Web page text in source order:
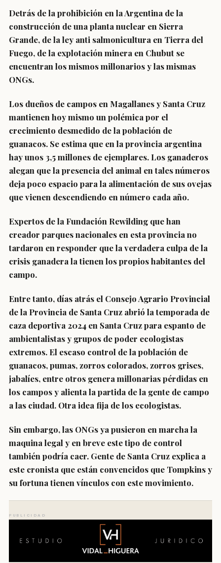
Detrás de la prohibición en la Argentina de la
construcción de una planta nuclear en Sierra
Grande, de la ley anti salmonicultura en Tierra del
Fuego, de la explotación minera en Chubut se
encuentran los mismos millonarios y las mismas
ONGs.
Los dueños de campos en Magallanes y Santa Cruz
mantienen hoy mismo un polémica por el
crecimiento desmedido de la población de
guanacos. Se estima que en la provincia argentina
hay unos 3,5 millones de ejemplares. Los ganaderos
alegan que la presencia del animal en tales números
deja poco espacio para la alimentación de sus ovejas
que vienen descendiendo en número cada año.
Expertos de la Fundación Rewilding que han
creador parques nacionales en esta provincia no
tardaron en responder que la verdadera culpa de la
crisis ganadera la tienen los propios habitantes del
campo.
Entre tanto, días atrás el Consejo Agrario Provincial
de la Provincia de Santa Cruz abrió la temporada de
caza deportiva 2024 en Santa Cruz para espanto de
ambientalistas y grupos de poder ecologistas
extremos. El escaso control de la población de
guanacos, pumas, zorros colorados, zorros grises,
jabalíes, entre otros genera millonarias pérdidas en
los campos y alienta la partida de la gente de campo
a las ciudad. Otra idea fija de los ecologistas.
Sin embargo, las ONGs ya pusieron en marcha la
maquina legal y en breve este tipo de control
también podría caer. Gente de Santa Cruz explica a
este cronista que están convencidos que Tompkins y
su fortuna tienen vínculos con este movimiento.
PUBLICIDAD